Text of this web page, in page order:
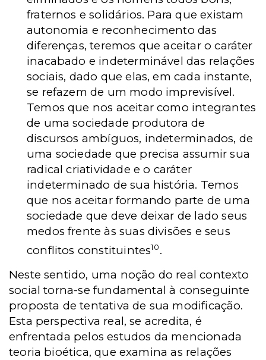
fraternos e solidários. Para que existam
autonomia e reconhecimento das
diferenças, teremos que aceitar o caráter
inacabado e indeterminável das relações
sociais, dado que elas, em cada instante,
se refazem de um modo imprevisível.
Temos que nos aceitar como integrantes
de uma sociedade produtora de
discursos ambíguos, indeterminados, de
uma sociedade que precisa assumir sua
radical criatividade e o caráter
indeterminado de sua história. Temos
que nos aceitar formando parte de uma
sociedade que deve deixar de lado seus
medos frente às suas divisões e seus
conflitos constituintes10.
Neste sentido, uma noção do real contexto
social torna-se fundamental à conseguinte
proposta de tentativa de sua modificação.
Esta perspectiva real, se acredita, é
enfrentada pelos estudos da mencionada
teoria bioética, que examina as relações